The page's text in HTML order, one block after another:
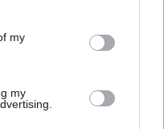
in below Google
my
my
árak, miközben az
Szólj hozzá!